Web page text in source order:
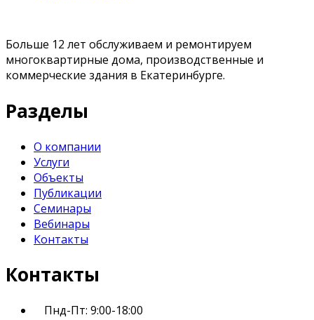
Больше 12 лет обслуживаем и ремонтируем
многоквартирные дома, производственные и
коммерческие здания в Екатеринбурге.
Разделы
О компании
Услуги
Объекты
Публикации
Семинары
Вебинары
Контакты
Контакты
Пнд-Пт: 9:00-18:00